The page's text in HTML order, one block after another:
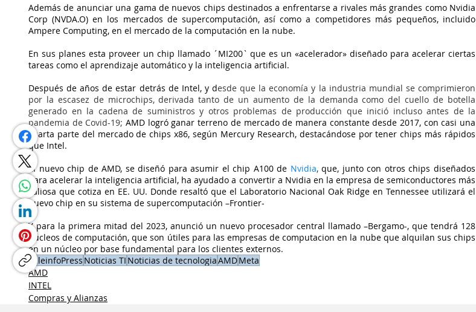
Además de anunciar una gama de nuevos chips destinados a enfrentarse a rivales más grandes como Nvidia
Corp (NVDA.O) en los mercados de supercomputación, así como a competidores más pequeños, incluido
Ampere Computing, en el mercado de la computación en la nube.
En sus planes esta proveer un chip llamado ´MI200` que es un «acelerador» diseñado para acelerar ciertas
tareas como el aprendizaje automático y la inteligencia artificial.
Después de años de estar detrás de Intel, y desde que la economía y la industria mundial se comprimieron
por la escasez de microchips, derivada tanto de un aumento de la demanda como del cuello de botella
generado en la cadena de suministros y otros problemas de producción que inició incluso antes de la
pandemia de Covid-19; AMD logró ganar terreno de mercado de manera constante desde 2017, con casi una
cuarta parte del mercado de chips x86, según Mercury Research, destacándose por tener chips más rápidos
que Intel.
El nuevo chip de AMD, se diseñó para asumir el chip A100 de Nvidia, que, junto con otros chips diseñados
para acelerar la inteligencia artificial, ha ayudado a convertir a Nvidia en la empresa de semiconductores más
valiosa que cotiza en EE. UU. Donde resaltó que el Laboratorio Nacional Oak Ridge en Tennessee utilizará el
nuevo chip en su sistema de supercomputación –Frontier-
Y para la primera mitad del 2023, anunció un nuevo procesador central llamado –Bergamo-, que tendrá 128
núcleos de computación, que son útiles para las empresas de computacion en la nube que alquilan sus chips
en un núcleo por base fundamental para los clientes externos.
TeleinfoPress Noticias TI Noticias de tecnologiaAMDMeta
AMD
INTEL
Compras y Alianzas